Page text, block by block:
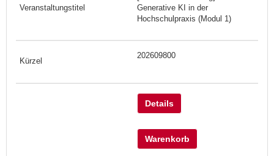
Generative KI in der
Hochschulpraxis (Modul 1)
202609800
Details
Warenkorb